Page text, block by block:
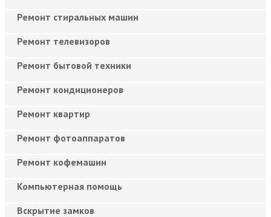
Ремонт стиральных машин
Ремонт телевизоров
Ремонт бытовой техники
Ремонт кондиционеров
Ремонт квартир
Ремонт фотоаппаратов
Ремонт кофемашин
Компьютерная помощь
Вскрытие замков